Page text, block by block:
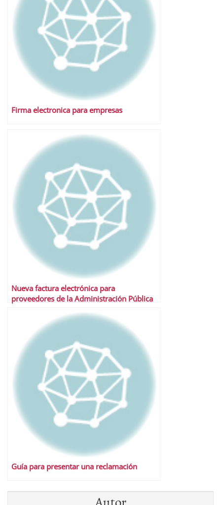
Firma electronica para empresas
Nueva factura electrónica para
proveedores de la Administración Pública
Guía para presentar una reclamación